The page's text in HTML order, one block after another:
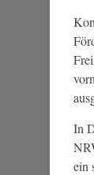
In
ein